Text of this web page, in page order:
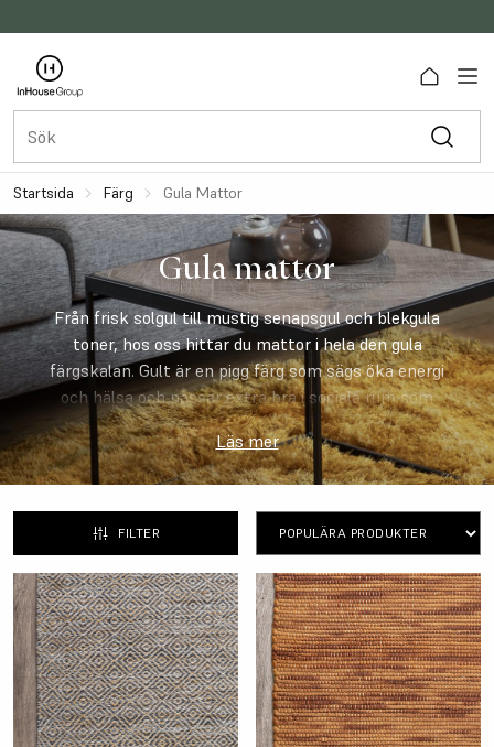
Startsida Färg Gula Mattor
Gula mattor
Från frisk solgul till mustig senapsgul och blekgula
toner, hos oss hittar du mattor i hela den gula
färgskalan. Gult är en pigg färg som sägs öka energi
och hälsa och passar extra bra i sociala rum som
kök och vardagsrum. En starkt gul matta är
perfekt att jobba med som accent och blickfång i
ett rum, extra vackert blir det om de gula tonerna
inredningsdetaljer för en harmonisk känsla.
Läs mer
FILTER